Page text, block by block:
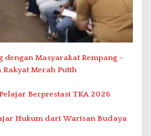
dengan Masyarakat Rempang –
Rakyat Merah Putih
Berprestasi TKA 2026
Hukum dari Warisan Budaya